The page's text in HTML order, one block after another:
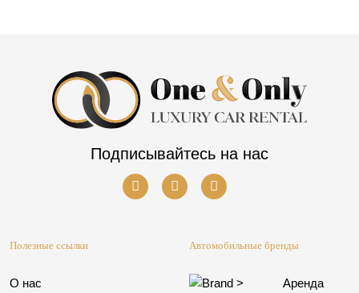
Подписывайтесь на нас
Полезные ссылки
О нас
Автомобильные бренды
Аренда